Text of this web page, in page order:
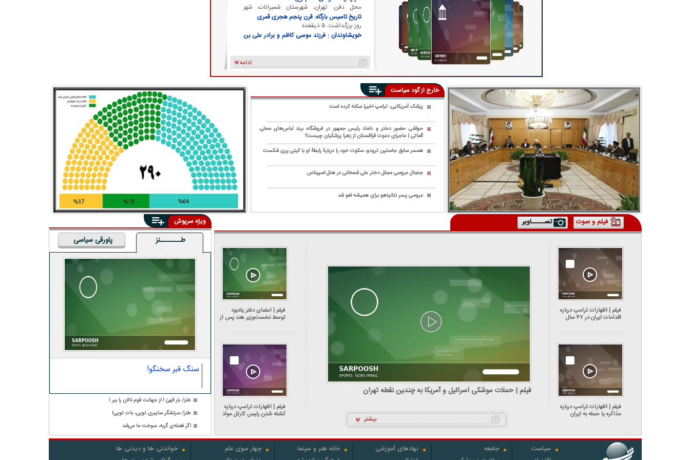
محل دفن: تهران، شهرستان شمیرانات، شهر
تجریش
تاریخ تاسیس بارگاه: قرن پنجم هجری قمری
روز بزرگداشت: ۵ ذیقعده
خویشاوندان : فرزند موسی کاظم و برادر علی بن
ادامه
خارج از گود سیاست
پزشک آمریکایی: ترامپ اخیرا سکته کرده است
حواشی حضور دختر و داماد رئیس جمهور در فروشگاه برند لباس‌های محلی
آلماتی | ماجرای دعوت قزاقستان از زهرا پزشکیان چیست؟
همسر سابق جاستین ترودو، سکوت خود را دربارهٔ رابطهٔ او با کیتی پری شکست
جنجال عروسی مجلل دختر علی شمخانی در هتل اسپیناس
عروسی پسر نتانیاهو برای همیشه لغو شد
فیلم و صوت
فیلم | حملات موشکی اسرائیل و آمریکا به چندین نقطه تهران
فیلم | اظهارات ترامپ درباره
اقدامات ایران در ۴۷ سال
اعتراضات دی‌ماه
فیلم | اظهارات ترامپ درباره
مذاکره یا حمله به ایران
فیلم | امضای دفتر یادبود
توسط نخست‌وزیر هند پس از
فیلم | اظهارات ترامپ درباره
کشته شدن رئیس کارتل مواد بیشتر
تصـــــاویر ویژه سرپوش
طــــــــنز
سنگ قبر سخنگو!
طنز/ بار الٰهیٰ ! از جهانت قوم نالان را ببر !
طنز/ سرلشگر سایبری تویی، بات تویی!
اگر فضله‌ی گربه، سوخت ما می‌شد
پاورقی سیاسی
سیاست
جامعه
نهادهای آموزشی
خانه هنر و سینما
چهار سوی علم
خواندنی ها و دیدنی ها